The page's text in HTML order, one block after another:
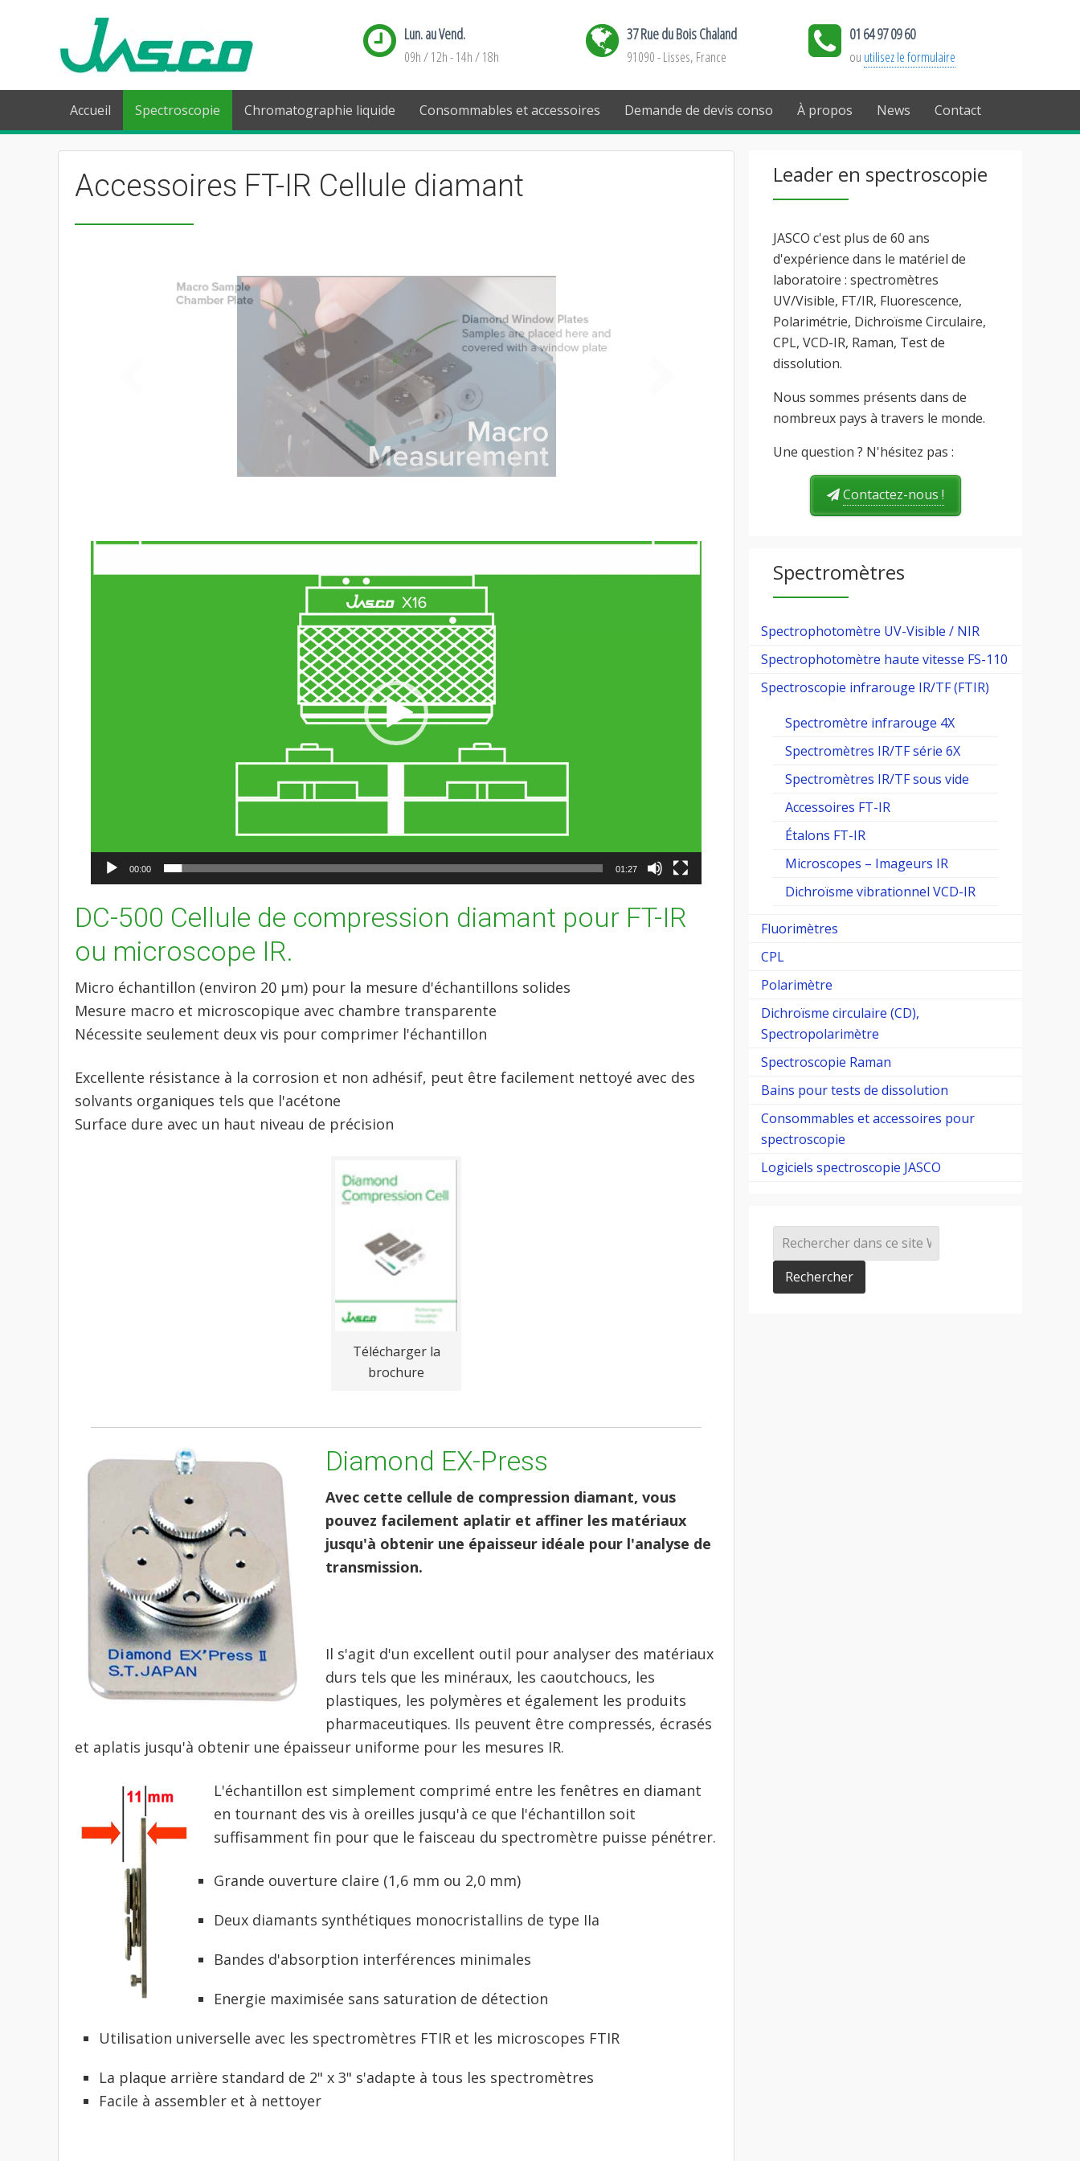
Lun. au Vend.
09h / 12h - 14h / 18h
37 Rue du Bois Chaland
91090 - Lisses, France
01 64 97 09 60
ou utilisez le formulaire
Accueil Spectroscopie Chromatographie liquide Consommables et accessoires Demande de devis conso À propos News Contact
Accessoires FT-IR Cellule diamant
Lecteur
vidéo
00:00 01:27
DC-500 Cellule de compression diamant pour FT-IR
ou microscope IR.
Micro échantillon (environ 20 µm) pour la mesure d'échantillons solides
Mesure macro et microscopique avec chambre transparente
Nécessite seulement deux vis pour comprimer l'échantillon
Excellente résistance à la corrosion et non adhésif, peut être facilement nettoyé avec des
solvants organiques tels que l'acétone
Surface dure avec un haut niveau de précision
Télécharger la
brochure
Diamond EX-Press
Avec cette cellule de compression diamant, vous
pouvez facilement aplatir et affiner les matériaux
jusqu'à obtenir une épaisseur idéale pour l'analyse de
transmission.
Il s'agit d'un excellent outil pour analyser des matériaux
durs tels que les minéraux, les caoutchoucs, les
plastiques, les polymères et également les produits
pharmaceutiques. Ils peuvent être compressés, écrasés
et aplatis jusqu'à obtenir une épaisseur uniforme pour les mesures IR.
L'échantillon est simplement comprimé entre les fenêtres en diamant
en tournant des vis à oreilles jusqu'à ce que l'échantillon soit
suffisamment fin pour que le faisceau du spectromètre puisse pénétrer.
Grande ouverture claire (1,6 mm ou 2,0 mm)
Deux diamants synthétiques monocristallins de type IIa
Bandes d'absorption interférences minimales
Energie maximisée sans saturation de détection
Utilisation universelle avec les spectromètres FTIR et les microscopes FTIR
La plaque arrière standard de 2" x 3" s'adapte à tous les spectromètres
Facile à assembler et à nettoyer
Leader en spectroscopie
JASCO c'est plus de 60 ans
d'expérience dans le matériel de
laboratoire : spectromètres
UV/Visible, FT/IR, Fluorescence,
Polarimétrie, Dichroïsme Circulaire,
CPL, VCD-IR, Raman, Test de
dissolution.
Nous sommes présents dans de
nombreux pays à travers le monde.
Une question ? N'hésitez pas :
Contactez-nous !
Spectromètres
Spectrophotomètre UV-Visible / NIR
Spectrophotomètre haute vitesse FS-110
Spectroscopie infrarouge IR/TF (FTIR)
Spectromètre infrarouge 4X
Spectromètres IR/TF série 6X
Spectromètres IR/TF sous vide
Accessoires FT-IR
Étalons FT-IR
Microscopes – Imageurs IR
Dichroïsme vibrationnel VCD-IR
Fluorimètres
CPL
Polarimètre
Dichroïsme circulaire (CD),
Spectropolarimètre
Spectroscopie Raman
Bains pour tests de dissolution
Consommables et accessoires pour
spectroscopie
Logiciels spectroscopie JASCO